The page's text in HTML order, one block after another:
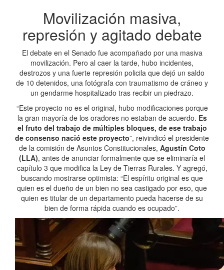
Movilización masiva,
represión y agitado debate
El debate en el Senado fue acompañado por una masiva
movilización. Pero al caer la tarde, hubo incidentes,
destrozos y una fuerte represión policila que dejó un saldo
de 10 detenidos, una fotógrafa con traumatismo de cráneo y
un gendarme hospitalizado tras recibir un piedrazo.
“Este proyecto no es el original, hubo modificaciones porque
la gran mayoría de los oradores no estaban de acuerdo. Es
el fruto del trabajo de múltiples bloques, de ese trabajo
de consenso nació este proyecto”, reivindicó el presidente
de la comisión de Asuntos Constitucionales, Agustín Coto
(LLA), antes de anunciar formalmente que se eliminaría el
capítulo 3 que modifica la Ley de Tierras Rurales. Y agregó,
buscando mostrarse optimista: “El espíritu original es que
quien es el dueño de un bien no sea castigado por eso, que
quien es titular de un departamento pueda hacerse de su
bien de forma rápida cuando es ocupado”.